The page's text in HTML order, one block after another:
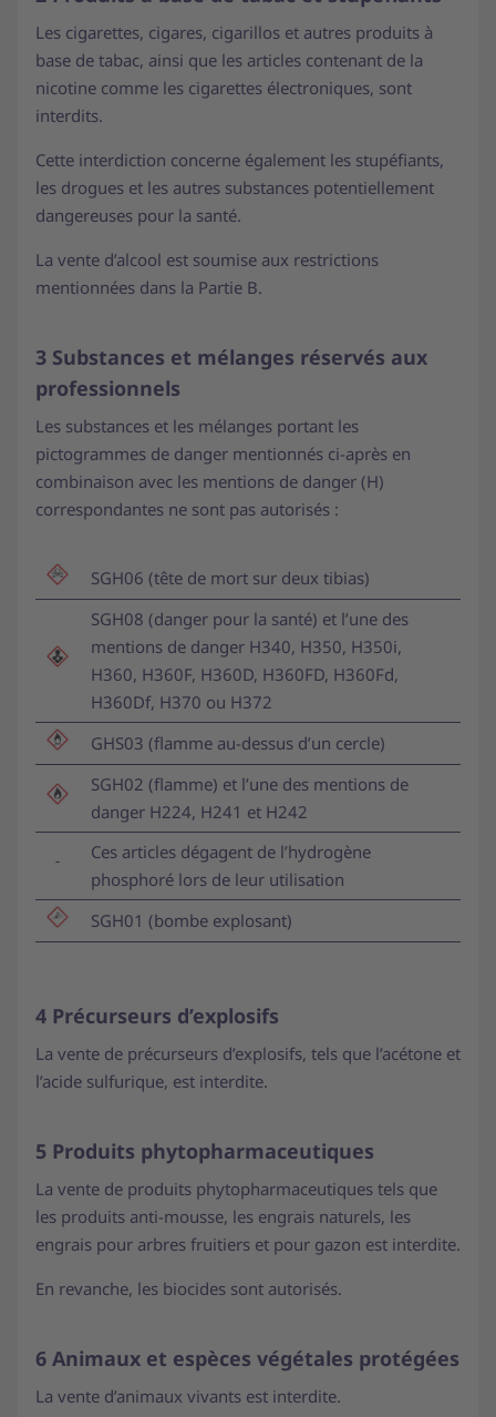
Les cigarettes, cigares, cigarillos et autres produits à
base de tabac, ainsi que les articles contenant de la
nicotine comme les cigarettes électroniques, sont
interdits.
Cette interdiction concerne également les stupéfiants,
les drogues et les autres substances potentiellement
dangereuses pour la santé.
La vente d’alcool est soumise aux restrictions
mentionnées dans la Partie B.
3 Substances et mélanges réservés aux
professionnels
Les substances et les mélanges portant les
pictogrammes de danger mentionnés ci-après en
combinaison avec les mentions de danger (H)
correspondantes ne sont pas autorisés :
SGH06 (tête de mort sur deux tibias)
SGH08 (danger pour la santé) et l’une des
mentions de danger H340, H350, H350i,
H360, H360F, H360D, H360FD, H360Fd,
H360Df, H370 ou H372
GHS03 (flamme au-dessus d’un cercle)
SGH02 (flamme) et l’une des mentions de
danger H224, H241 et H242
Ces articles dégagent de l’hydrogène
phosphoré lors de leur utilisation
SGH01 (bombe explosant)
4 Précurseurs d’explosifs
La vente de précurseurs d’explosifs, tels que l’acétone et
l’acide sulfurique, est interdite.
5 Produits phytopharmaceutiques
La vente de produits phytopharmaceutiques tels que
les produits anti-mousse, les engrais naturels, les
engrais pour arbres fruitiers et pour gazon est interdite.
En revanche, les biocides sont autorisés.
6 Animaux et espèces végétales protégées
La vente d’animaux vivants est interdite.